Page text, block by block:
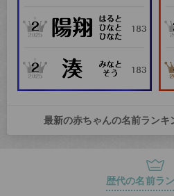
最新の赤ちゃんの名前ランキ
歴代の名前ラ